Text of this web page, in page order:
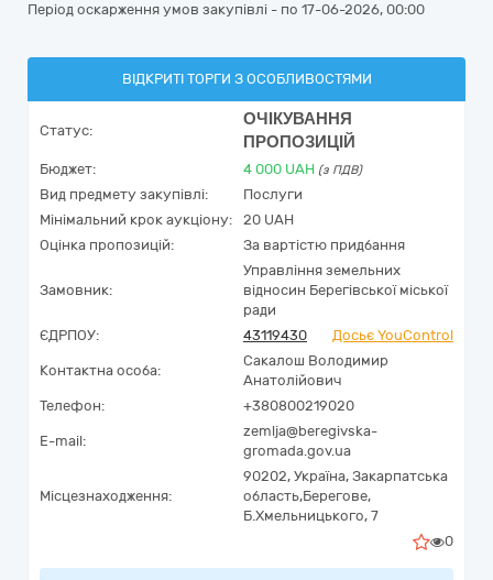
Період оскарження умов закупівлі - по 17-06-2026, 00:00
ВІДКРИТІ ТОРГИ З ОСОБЛИВОСТЯМИ
Статус:
ОЧІКУВАННЯ
ПРОПОЗИЦІЙ
Бюджет: 4 000 UAH (з ПДВ)
Вид предмету закупівлі:
Послуги
Мінімальний крок аукціону:
20 UAH
Оцінка пропозицій:
За вартістю придбання
Замовник:
Управління земельних
відносин Берегівської міської
ради
ЄДРПОУ:
43119430 Досьє YouControl
Контактна особа:
Сакалош Володимир
Анатолійович
Телефон:
+380800219020
E-mail:
zemlja@beregivska-
gromada.gov.ua
Місцезнаходження:
90202, Україна, Закарпатська
область,Берегове,
Б.Хмельницького, 7
0